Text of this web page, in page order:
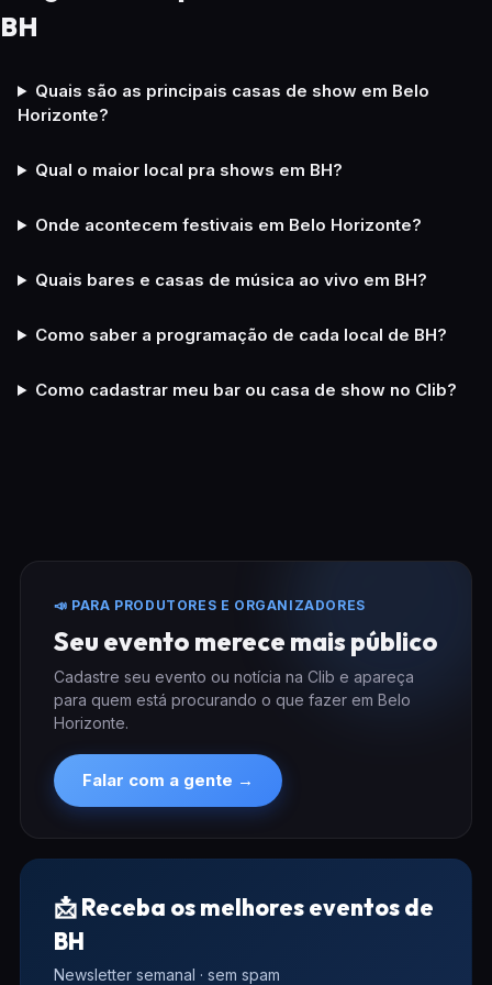
BH
Quais são as principais casas de show em Belo
Horizonte?
Qual o maior local pra shows em BH?
Onde acontecem festivais em Belo Horizonte?
Quais bares e casas de música ao vivo em BH?
Como saber a programação de cada local de BH?
Como cadastrar meu bar ou casa de show no Clib?
📣 PARA PRODUTORES E ORGANIZADORES
Seu evento merece mais público
Cadastre seu evento ou notícia na Clib e apareça
para quem está procurando o que fazer em Belo
Horizonte.
Falar com a gente →
📩 Receba os melhores eventos de
BH
Newsletter semanal · sem spam